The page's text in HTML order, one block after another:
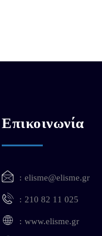
Επικοινωνία
elisme@elisme.gr
210 82 11 025
www.elisme.gr